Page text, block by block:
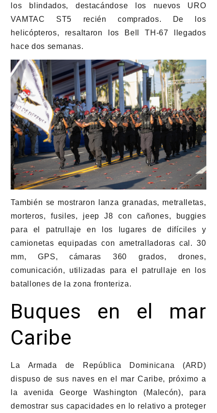
los blindados, destacándose los nuevos URO
VAMTAC ST5 recién comprados. De los
helicópteros, resaltaron los Bell TH-67 llegados
hace dos semanas.
También se mostraron lanza granadas, metralletas,
morteros, fusiles, jeep J8 con cañones, buggies
para el patrullaje en los lugares de difíciles y
camionetas equipadas con ametralladoras cal. 30
mm, GPS, cámaras 360 grados, drones,
comunicación, utilizadas para el patrullaje en los
batallones de la zona fronteriza.
Buques en el mar
Caribe
La Armada de República Dominicana (ARD)
dispuso de sus naves en el mar Caribe, próximo a
la avenida George Washington (Malecón), para
demostrar sus capacidades en lo relativo a proteger